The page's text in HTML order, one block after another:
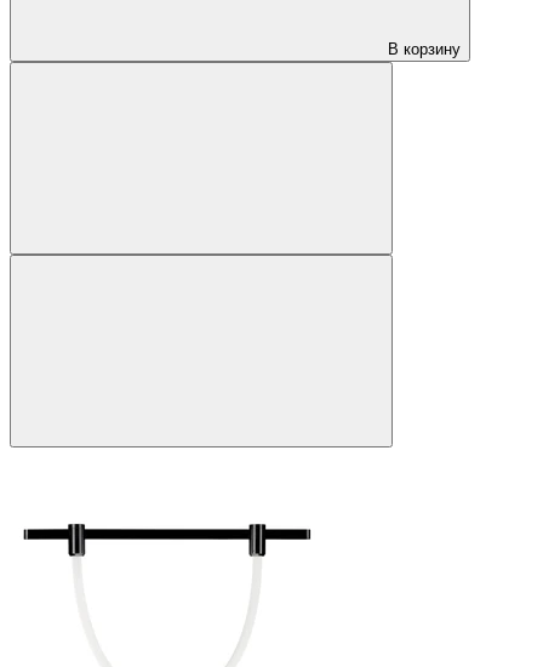
В корзину